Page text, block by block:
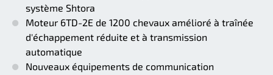
système Shtora
Moteur 6TD-2E de 1200 chevaux amélioré à traînée
d'échappement réduite et à transmission
automatique
Nouveaux équipements de communication